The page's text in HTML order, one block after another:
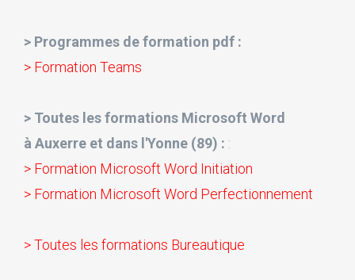
> Programmes de formation pdf :
> Formation Teams
> Toutes les formations Microsoft Word
à Auxerre et dans l'Yonne (89) : :
> Formation Microsoft Word Initiation
> Formation Microsoft Word Perfectionnement
> Toutes les formations Bureautique